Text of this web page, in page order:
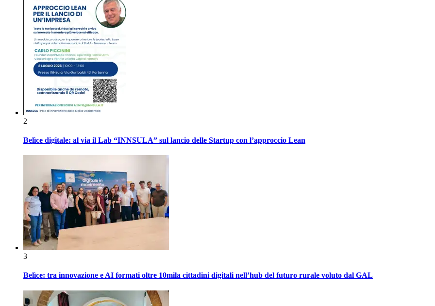
2
Belìce digitale: al via il Lab “INNSULA” sul lancio delle Startup con l’approccio Lean
3
Belìce: tra innovazione e AI formati oltre 10mila cittadini digitali nell’hub del futuro rurale voluto dal GAL